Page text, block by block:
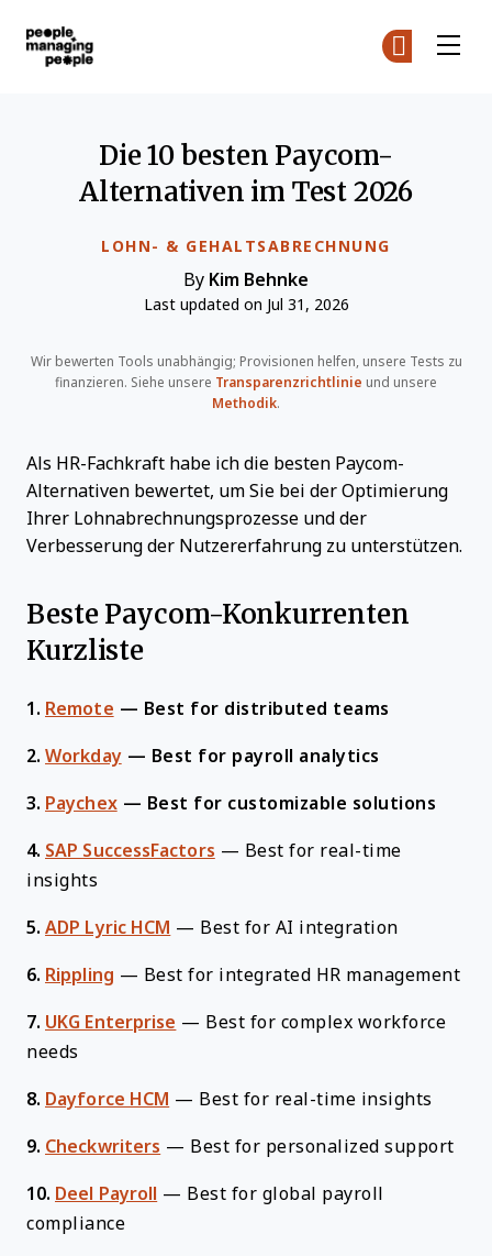
LOHN- & GEHALTSABRECHNUNG
Die 10 besten Paycom-
Alternativen im Test 2026
By Kim Behnke
Last updated on Jul 31, 2026
Wir bewerten Tools unabhängig; Provisionen helfen, unsere Tests zu
finanzieren. Siehe unsere Transparenzrichtlinie und unsere
Methodik.
Als HR-Fachkraft habe ich die besten Paycom-
Alternativen bewertet, um Sie bei der Optimierung
Ihrer Lohnabrechnungsprozesse und der
Verbesserung der Nutzererfahrung zu unterstützen.
Beste Paycom-Konkurrenten
Kurzliste
1. Remote — Best for distributed teams
2. Workday — Best for payroll analytics
3. Paychex — Best for customizable solutions
4. SAP SuccessFactors — Best for real-time
insights
5. ADP Lyric HCM — Best for AI integration
6. Rippling — Best for integrated HR management
7. UKG Enterprise — Best for complex workforce
needs
8. Dayforce HCM — Best for real-time insights
9. Checkwriters — Best for personalized support
10. Deel Payroll — Best for global payroll
compliance